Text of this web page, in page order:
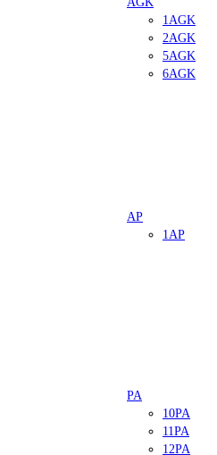
1AGK
2AGK
5AGK
6AGK
AP
1AP
PA
10PA
11PA
12PA